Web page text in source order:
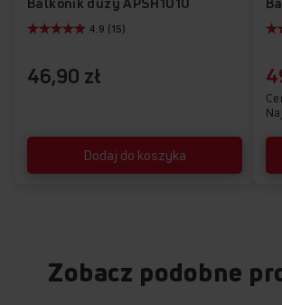
46,90 zł
Dodaj do koszyka
4.9 (15)
Zobacz podobne